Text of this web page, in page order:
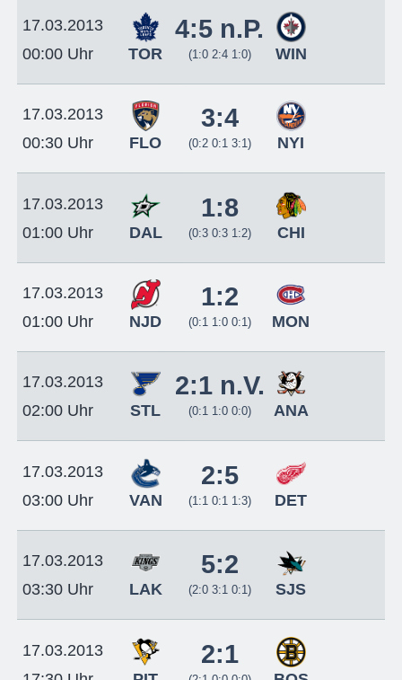
17.03.2013
00:00 Uhr
TOR
4:5 n.P.
(1:0 2:4 1:0) WIN
17.03.2013
00:30 Uhr
FLO
3:4
(0:2 0:1 3:1) NYI
17.03.2013
01:00 Uhr
DAL
1:8
(0:3 0:3 1:2) CHI
17.03.2013
01:00 Uhr
NJD
1:2
(0:1 1:0 0:1) MON
17.03.2013
02:00 Uhr
STL
2:1 n.V.
(0:1 1:0 0:0) ANA
17.03.2013
03:00 Uhr
VAN
2:5
(1:1 0:1 1:3) DET
17.03.2013
03:30 Uhr
LAK
5:2
(2:0 3:1 0:1) SJS
17.03.2013
2:1